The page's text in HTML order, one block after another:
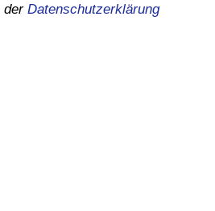
der Datenschutzerklärung
Kriminalitäts-Index